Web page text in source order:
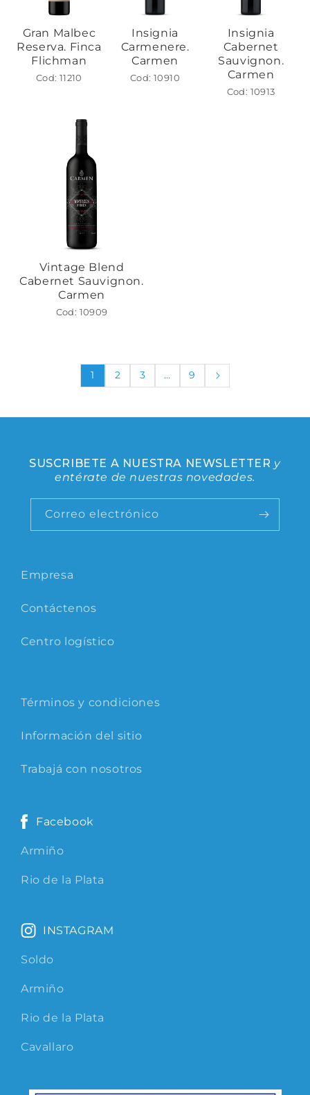
Gran Malbec
Reserva. Finca
Flichman
Cod: 11210
Insignia
Carmenere.
Carmen
Cod: 10910
Insignia
Cabernet
Sauvignon.
Carmen
Cod: 10913
Vintage Blend
Cabernet Sauvignon.
Carmen
Cod: 10909
1 2 3 … 9
Empresa
Contáctenos
Centro logístico
Términos y condiciones
Información del sitio
Trabajá con nosotros
Facebook
Armiño
Rio de la Plata
INSTAGRAM
Soldo
Armiño
Rio de la Plata
Cavallaro
SUSCRIBETE A NUESTRA NEWSLETTER y
entérate de nuestras novedades.
Correo electrónico